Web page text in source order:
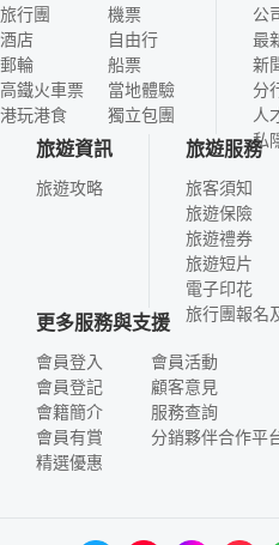
旅行團
酒店
郵輪
高鐵火車票
港玩港食
機票
自由行
船票
當地體驗
獨立包團
公
最
新
分
人
私
旅遊資訊
旅遊攻略
旅遊服務
旅客須知
旅遊保險
旅遊禮券
旅遊短片
電子印花
旅行團報名
更多服務與支援
會員登入
會員登記
會籍簡介
會員有賞
精選優惠
會員活動
顧客意見
服務查詢
分銷夥伴合作平